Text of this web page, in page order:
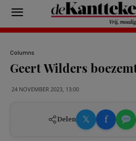
Columns
Geert Wilders
24 NOVEMBER 2023, 13:00
Delen 𝕏 f